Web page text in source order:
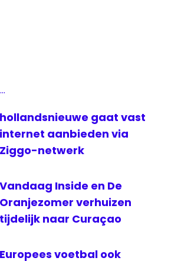
hollandsnieuwe gaat vast
internet aanbieden via
Ziggo-netwerk
Vandaag Inside en De
Oranjezomer verhuizen
tijdelijk naar Curaçao
Europees voetbal ook